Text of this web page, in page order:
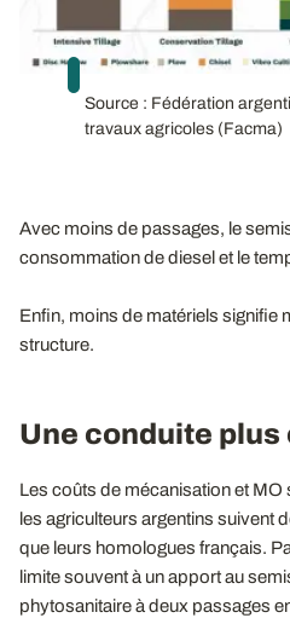
Source : Fédération
travaux agricoles (Facma)
Avec moins de passages, le
consommation de diesel et le
Enfin, moins de matériels signifie
structure.
Une conduite
Les coûts de mécanisation et MO
les agriculteurs argentins suivent
que leurs homologues français.
limite souvent à un apport au
phytosanitaire à deux passages